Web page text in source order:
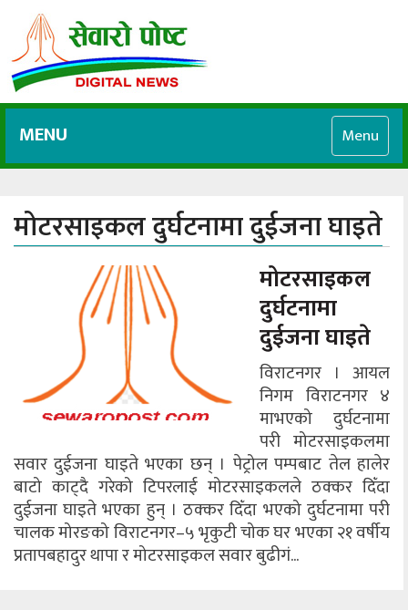
MENU Menu
मोटरसाइकल दुर्घटनामा दुईजना घाइते
मोटरसाइकल
दुर्घटनामा
दुईजना घाइते
विराटनगर । आयल
निगम विराटनगर ४
माभएको दुर्घटनामा
परी मोटरसाइकलमा
सवार दुईजना घाइते भएका छन् । पेट्रोल पम्पबाट तेल हालेर
बाटो काट्दै गरेको टिपरलाई मोटरसाइकलले ठक्कर दिँदा
दुईजना घाइते भएका हुन् । ठक्कर दिँदा भएको दुर्घटनामा परी
चालक मोरङको विराटनगर–५ भृकुटी चोक घर भएका २१ वर्षीय
प्रतापबहादुर थापा र मोटरसाइकल सवार बुढीगं...